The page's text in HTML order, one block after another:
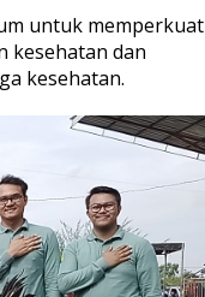
untuk memperkuat
kesehatan dan
kesehatan.